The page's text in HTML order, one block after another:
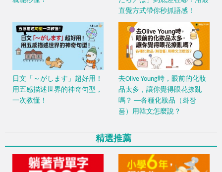
直覺方式帶你秒抓語感！
日文「～がします」超好用！
用五感描述世界的神奇句型，
一次教懂！
去Olive Young時，眼前的化妝
品太多，讓你覺得眼花撩亂
嗎？ ──各種化妝品（화장
품）用韓文怎麼說？
精選推薦